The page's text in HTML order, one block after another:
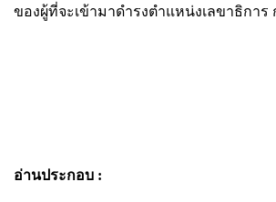
ของผู้ที่จะเข้ามาดำรงตำแหน่งเลขาธิการ
อ่านประกอบ :